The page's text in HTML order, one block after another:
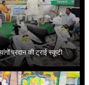
प्रदान की ट्राई स्कूटी